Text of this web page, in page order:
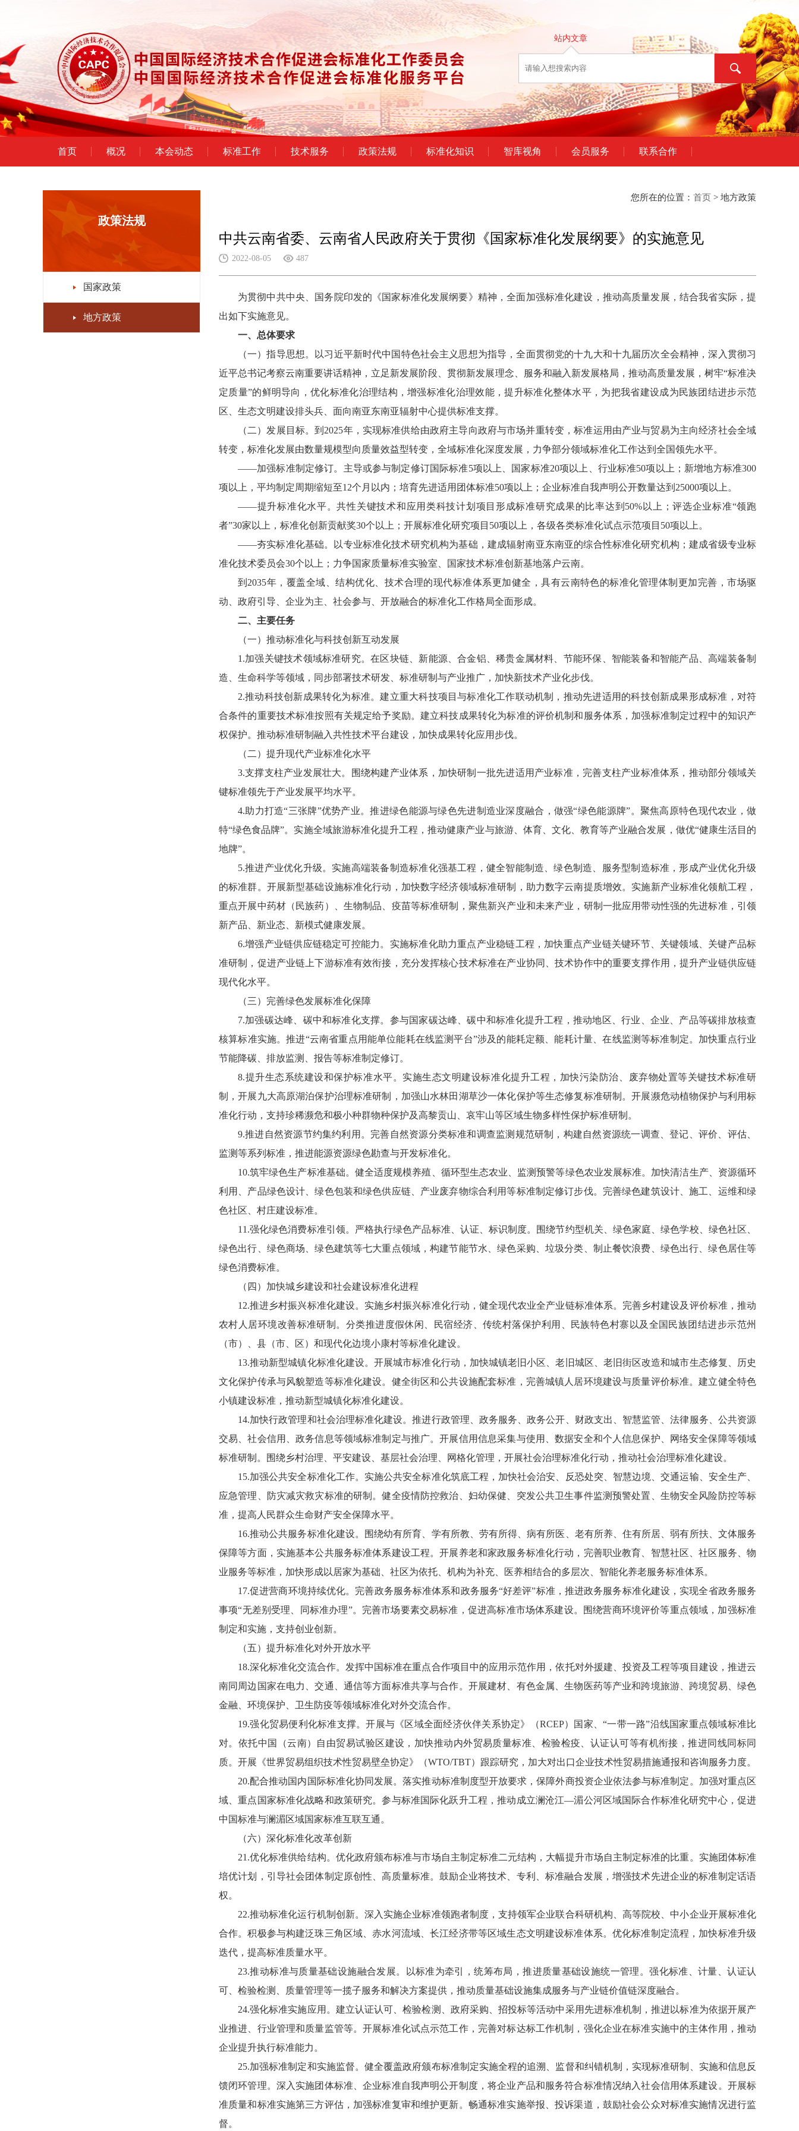
站内文章
首页 概况 本会动态 标准工作 技术服务 政策法规 标准化知识 智库视角 会员服务 联系合作
政策法规
国家政策
地方政策
您所在的位置： 首页 > 地方政策
中共云南省委、云南省人民政府关于贯彻《国家标准化发展纲要》的实施意见
2022-08-05 487
为贯彻中共中央、国务院印发的《国家标准化发展纲要》精神，全面加强标准化建设，推动高质量发展，结合我省实际，提
出如下实施意见。
一、总体要求
（一）指导思想。以习近平新时代中国特色社会主义思想为指导，全面贯彻党的十九大和十九届历次全会精神，深入贯彻习
近平总书记考察云南重要讲话精神，立足新发展阶段、贯彻新发展理念、服务和融入新发展格局，推动高质量发展，树牢“标准决
定质量”的鲜明导向，优化标准化治理结构，增强标准化治理效能，提升标准化整体水平，为把我省建设成为民族团结进步示范
区、生态文明建设排头兵、面向南亚东南亚辐射中心提供标准支撑。
（二）发展目标。到2025年，实现标准供给由政府主导向政府与市场并重转变，标准运用由产业与贸易为主向经济社会全域
转变，标准化发展由数量规模型向质量效益型转变，全域标准化深度发展，力争部分领域标准化工作达到全国领先水平。
——加强标准制定修订。主导或参与制定修订国际标准5项以上、国家标准20项以上、行业标准50项以上；新增地方标准300
项以上，平均制定周期缩短至12个月以内；培育先进适用团体标准50项以上；企业标准自我声明公开数量达到25000项以上。
——提升标准化水平。共性关键技术和应用类科技计划项目形成标准研究成果的比率达到50%以上；评选企业标准“领跑
者”30家以上，标准化创新贡献奖30个以上；开展标准化研究项目50项以上，各级各类标准化试点示范项目50项以上。
——夯实标准化基础。以专业标准化技术研究机构为基础，建成辐射南亚东南亚的综合性标准化研究机构；建成省级专业标
准化技术委员会30个以上；力争国家质量标准实验室、国家技术标准创新基地落户云南。
到2035年，覆盖全域、结构优化、技术合理的现代标准体系更加健全，具有云南特色的标准化管理体制更加完善，市场驱
动、政府引导、企业为主、社会参与、开放融合的标准化工作格局全面形成。
二、主要任务
（一）推动标准化与科技创新互动发展
1.加强关键技术领域标准研究。在区块链、新能源、合金铝、稀贵金属材料、节能环保、智能装备和智能产品、高端装备制
造、生命科学等领域，同步部署技术研发、标准研制与产业推广，加快新技术产业化步伐。
2.推动科技创新成果转化为标准。建立重大科技项目与标准化工作联动机制，推动先进适用的科技创新成果形成标准，对符
合条件的重要技术标准按照有关规定给予奖励。建立科技成果转化为标准的评价机制和服务体系，加强标准制定过程中的知识产
权保护。推动标准研制融入共性技术平台建设，加快成果转化应用步伐。
（二）提升现代产业标准化水平
3.支撑支柱产业发展壮大。围绕构建产业体系，加快研制一批先进适用产业标准，完善支柱产业标准体系，推动部分领域关
键标准领先于产业发展平均水平。
4.助力打造“三张牌”优势产业。推进绿色能源与绿色先进制造业深度融合，做强“绿色能源牌”。聚焦高原特色现代农业，做
特“绿色食品牌”。实施全域旅游标准化提升工程，推动健康产业与旅游、体育、文化、教育等产业融合发展，做优“健康生活目的
地牌”。
5.推进产业优化升级。实施高端装备制造标准化强基工程，健全智能制造、绿色制造、服务型制造标准，形成产业优化升级
的标准群。开展新型基础设施标准化行动，加快数字经济领域标准研制，助力数字云南提质增效。实施新产业标准化领航工程，
重点开展中药材（民族药）、生物制品、疫苗等标准研制，聚焦新兴产业和未来产业，研制一批应用带动性强的先进标准，引领
新产品、新业态、新模式健康发展。
6.增强产业链供应链稳定可控能力。实施标准化助力重点产业稳链工程，加快重点产业链关键环节、关键领域、关键产品标
准研制，促进产业链上下游标准有效衔接，充分发挥核心技术标准在产业协同、技术协作中的重要支撑作用，提升产业链供应链
现代化水平。
（三）完善绿色发展标准化保障
7.加强碳达峰、碳中和标准化支撑。参与国家碳达峰、碳中和标准化提升工程，推动地区、行业、企业、产品等碳排放核查
核算标准实施。推进“云南省重点用能单位能耗在线监测平台”涉及的能耗定额、能耗计量、在线监测等标准制定。加快重点行业
节能降碳、排放监测、报告等标准制定修订。
8.提升生态系统建设和保护标准水平。实施生态文明建设标准化提升工程，加快污染防治、废弃物处置等关键技术标准研
制，开展九大高原湖泊保护治理标准研制，加强山水林田湖草沙一体化保护等生态修复标准研制。开展濒危动植物保护与利用标
准化行动，支持珍稀濒危和极小种群物种保护及高黎贡山、哀牢山等区域生物多样性保护标准研制。
9.推进自然资源节约集约利用。完善自然资源分类标准和调查监测规范研制，构建自然资源统一调查、登记、评价、评估、
监测等系列标准，推进能源资源绿色勘查与开发标准化。
10.筑牢绿色生产标准基础。健全适度规模养殖、循环型生态农业、监测预警等绿色农业发展标准。加快清洁生产、资源循环
利用、产品绿色设计、绿色包装和绿色供应链、产业废弃物综合利用等标准制定修订步伐。完善绿色建筑设计、施工、运维和绿
色社区、村庄建设标准。
11.强化绿色消费标准引领。严格执行绿色产品标准、认证、标识制度。围绕节约型机关、绿色家庭、绿色学校、绿色社区、
绿色出行、绿色商场、绿色建筑等七大重点领域，构建节能节水、绿色采购、垃圾分类、制止餐饮浪费、绿色出行、绿色居住等
绿色消费标准。
（四）加快城乡建设和社会建设标准化进程
12.推进乡村振兴标准化建设。实施乡村振兴标准化行动，健全现代农业全产业链标准体系。完善乡村建设及评价标准，推动
农村人居环境改善标准研制。分类推进度假休闲、民宿经济、传统村落保护利用、民族特色村寨以及全国民族团结进步示范州
（市）、县（市、区）和现代化边境小康村等标准化建设。
13.推动新型城镇化标准化建设。开展城市标准化行动，加快城镇老旧小区、老旧城区、老旧街区改造和城市生态修复、历史
文化保护传承与风貌塑造等标准化建设。健全街区和公共设施配套标准，完善城镇人居环境建设与质量评价标准。建立健全特色
小镇建设标准，推动新型城镇化标准化建设。
14.加快行政管理和社会治理标准化建设。推进行政管理、政务服务、政务公开、财政支出、智慧监管、法律服务、公共资源
交易、社会信用、政务信息等领域标准制定与推广。开展信用信息采集与使用、数据安全和个人信息保护、网络安全保障等领域
标准研制。围绕乡村治理、平安建设、基层社会治理、网格化管理，开展社会治理标准化行动，推动社会治理标准化建设。
15.加强公共安全标准化工作。实施公共安全标准化筑底工程，加快社会治安、反恐处突、智慧边境、交通运输、安全生产、
应急管理、防灾减灾救灾标准的研制。健全疫情防控救治、妇幼保健、突发公共卫生事件监测预警处置、生物安全风险防控等标
准，提高人民群众生命财产安全保障水平。
16.推动公共服务标准化建设。围绕幼有所育、学有所教、劳有所得、病有所医、老有所养、住有所居、弱有所扶、文体服务
保障等方面，实施基本公共服务标准体系建设工程。开展养老和家政服务标准化行动，完善职业教育、智慧社区、社区服务、物
业服务等标准，加快形成以居家为基础、社区为依托、机构为补充、医养相结合的多层次、智能化养老服务标准体系。
17.促进营商环境持续优化。完善政务服务标准体系和政务服务“好差评”标准，推进政务服务标准化建设，实现全省政务服务
事项“无差别受理、同标准办理”。完善市场要素交易标准，促进高标准市场体系建设。围绕营商环境评价等重点领域，加强标准
制定和实施，支持创业创新。
（五）提升标准化对外开放水平
18.深化标准化交流合作。发挥中国标准在重点合作项目中的应用示范作用，依托对外援建、投资及工程等项目建设，推进云
南同周边国家在电力、交通、通信等方面标准共享与合作。开展建材、有色金属、生物医药等产业和跨境旅游、跨境贸易、绿色
金融、环境保护、卫生防疫等领域标准化对外交流合作。
19.强化贸易便利化标准支撑。开展与《区域全面经济伙伴关系协定》（RCEP）国家、“一带一路”沿线国家重点领域标准比
对。依托中国（云南）自由贸易试验区建设，加快推动内外贸易质量标准、检验检疫、认证认可等有机衔接，推进同线同标同
质。开展《世界贸易组织技术性贸易壁垒协定》（WTO/TBT）跟踪研究，加大对出口企业技术性贸易措施通报和咨询服务力度。
20.配合推动国内国际标准化协同发展。落实推动标准制度型开放要求，保障外商投资企业依法参与标准制定。加强对重点区
域、重点国家标准化战略和政策研究。参与标准国际化跃升工程，推动成立澜沧江—湄公河区域国际合作标准化研究中心，促进
中国标准与澜湄区域国家标准互联互通。
（六）深化标准化改革创新
21.优化标准供给结构。优化政府颁布标准与市场自主制定标准二元结构，大幅提升市场自主制定标准的比重。实施团体标准
培优计划，引导社会团体制定原创性、高质量标准。鼓励企业将技术、专利、标准融合发展，增强技术先进企业的标准制定话语
权。
22.推动标准化运行机制创新。深入实施企业标准领跑者制度，支持领军企业联合科研机构、高等院校、中小企业开展标准化
合作。积极参与构建泛珠三角区域、赤水河流域、长江经济带等区域生态文明建设标准体系。优化标准制定流程，加快标准升级
迭代，提高标准质量水平。
23.推动标准与质量基础设施融合发展。以标准为牵引，统筹布局，推进质量基础设施统一管理。强化标准、计量、认证认
可、检验检测、质量管理等一揽子服务和解决方案提供，推动质量基础设施集成服务与产业链价值链深度融合。
24.强化标准实施应用。建立认证认可、检验检测、政府采购、招投标等活动中采用先进标准机制，推进以标准为依据开展产
业推进、行业管理和质量监管等。开展标准化试点示范工作，完善对标达标工作机制，强化企业在标准实施中的主体作用，推动
企业提升执行标准能力。
25.加强标准制定和实施监督。健全覆盖政府颁布标准制定实施全程的追溯、监督和纠错机制，实现标准研制、实施和信息反
馈闭环管理。深入实施团体标准、企业标准自我声明公开制度，将企业产品和服务符合标准情况纳入社会信用体系建设。开展标
准质量和标准实施第三方评估，加强标准复审和维护更新。畅通标准实施举报、投诉渠道，鼓励社会公众对标准实施情况进行监
督。